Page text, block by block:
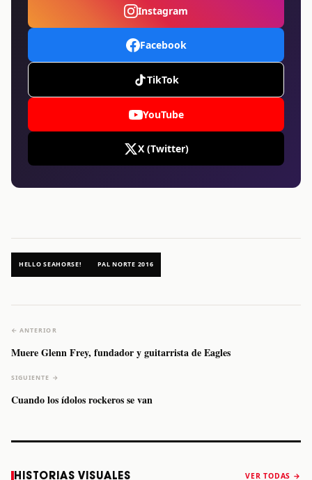
Instagram
Facebook
TikTok
YouTube
X (Twitter)
HELLO SEAHORSE! PAL NORTE 2016
← ANTERIOR
Muere Glenn Frey, fundador y guitarrista de Eagles
SIGUIENTE →
Cuando los ídolos rockeros se van
HISTORIAS VISUALES VER TODAS →